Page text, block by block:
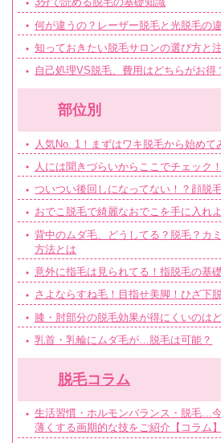
何が違うの？レーザー脱毛と光脱毛の
知っておきたい脱毛サロンの選び方と
自己処理VS脱毛、費用はどちらがお得
部位別
人気No. 1！まずはワキ脱毛から始めて
人には聞きづらいからここでチェック
ついつい後回しになってない！？顔脱
おでこ脱毛で綺麗なおでこを手に入れ
背中のムダ毛、どうしてる？脱毛？カ
方法とは
意外に指毛は見られてる！指脱毛の基
さよならすね毛！目指せ美脚！ひざ下
膝・肘部分の脱毛効果が得にくいのは
乳首・乳輪にムダ毛が…脱毛は可能？
脱毛コラム
生活習慣・ホルモンバランス・脱毛…
薄くする画期的な技をご紹介【コラム】